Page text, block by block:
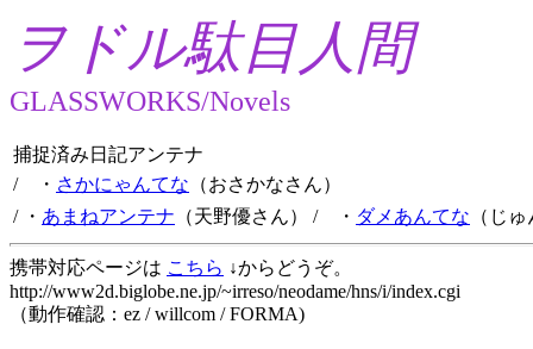
ヲドル駄目人間
GLASSWORKS/Novels
捕捉済み日記アンテナ
/ ・ さかにゃんてな （おさかなさん）
/ ・ あまねアンテナ （天野優さん） / ・ ダメあんてな （じ
携帯対応ページは こちら ↓からどうぞ。
http://www2d.biglobe.ne.jp/~irreso/neodame/hns/i/index.cgi
（動作確認：ez / willcom / FORMA)